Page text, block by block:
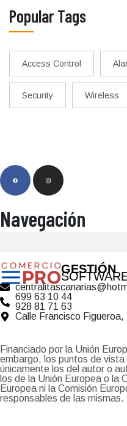
Popular Tags
Access Control
Security Wireless
Navegación
GESTIÓN
699 63 10 44
928 81 71 63
Calle Francisco
Financiado por la Unión
embargo, los puntos de
únicamente los del autor o
los de la Unión Europea o la
Europea ni la Comisión
responsables de las mismas.